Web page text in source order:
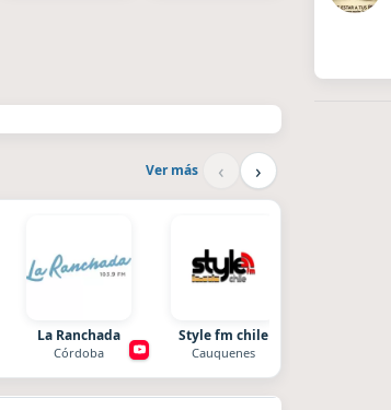
Ver más ‹ ›
La Ranchada
Córdoba
Style fm chile
Cauquenes